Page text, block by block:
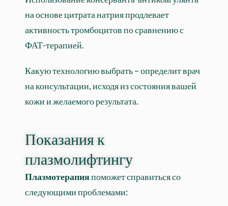
на основе цитрата натрия продлевает
активность тромбоцитов по сравнению с
ФАТ-терапией.
Какую технологию выбрать – определит врач
на консультации, исходя из состояния вашей
кожи и желаемого результата.
Показания к
плазмолифтингу
Плазмотерапияпоможет справиться со
следующими проблемами: